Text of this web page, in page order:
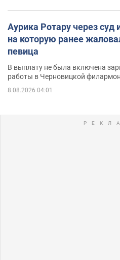
Аурика Ротару через
на которую ранее
певица
В выплату не была включена
работы в Черновицкой
8.08.2026 04:01